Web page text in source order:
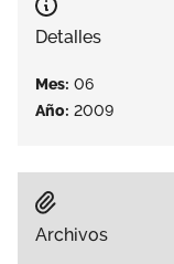
Empleo
Documentos
Detalles
Mes: 06
Año: 2009
Archivos